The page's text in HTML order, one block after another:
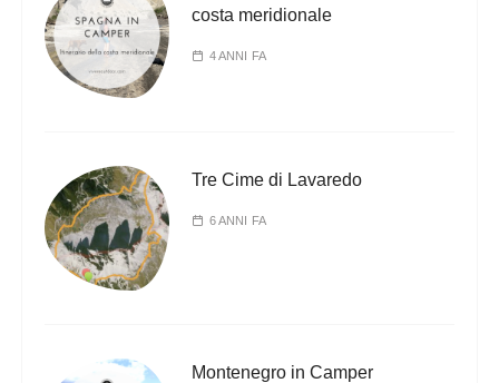
costa meridionale
4 ANNI FA
Tre Cime di Lavaredo
6 ANNI FA
Montenegro in Camper